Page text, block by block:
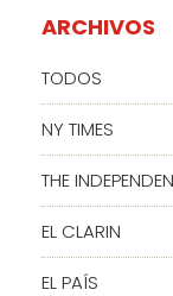
ARCHIVOS
TODOS
NY TIMES
THE
EL CLARIN
EL PAÍS